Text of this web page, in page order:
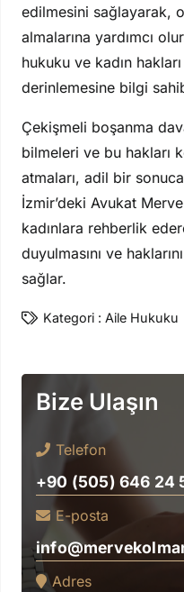
edilmesini sağlayarak,
almalarına yardımcı
hukuku ve kadın
derinlemesine bilgi
Çekişmeli boşanma
bilmeleri ve bu hakları
atmaları, adil bir
İzmir’deki Avukat
kadınlara rehberlik
duyulmasını ve
sağlar.
Kategori : Aile Hukuku
Bize Ulaşın
Telefon
+90 (505) 646 24
E-posta
Adres